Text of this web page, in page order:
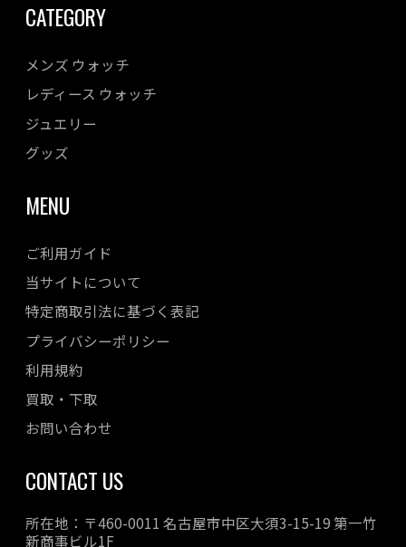
CATEGORY
メンズ ウォッチ
レディース ウォッチ
ジュエリー
グッズ
MENU
ご利用ガイド
当サイトについて
特定商取引法に基づく表記
プライバシーポリシー
利用規約
買取・下取
お問い合わせ
CONTACT US
所在地：〒460-0011 名古屋市中区大須3-15-19 第一竹
新商事ビル1F